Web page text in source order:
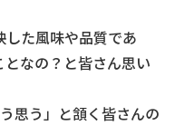
した風味や品質であ
なの？と皆さん思い
思う」と頷く皆さんの